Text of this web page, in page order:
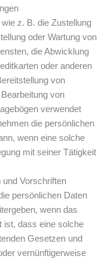
z. B. die Zustellung
oder Wartung von
die Abwicklung
oder anderen
von
von
verwendet
die persönlichen
wenn eine solche
mit seiner Tätigkeit
Vorschriften
persönlichen Daten
wenn das
ist, dass eine solche
Gesetzen und
vernünftigerweise